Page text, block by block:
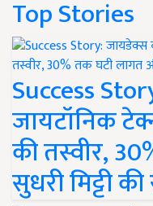
Top Stories
Success
जायटॉनिक
की तस्वीर,
सुधरी मिट्टी